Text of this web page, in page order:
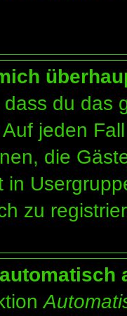
du das
jeden
die
in
zu